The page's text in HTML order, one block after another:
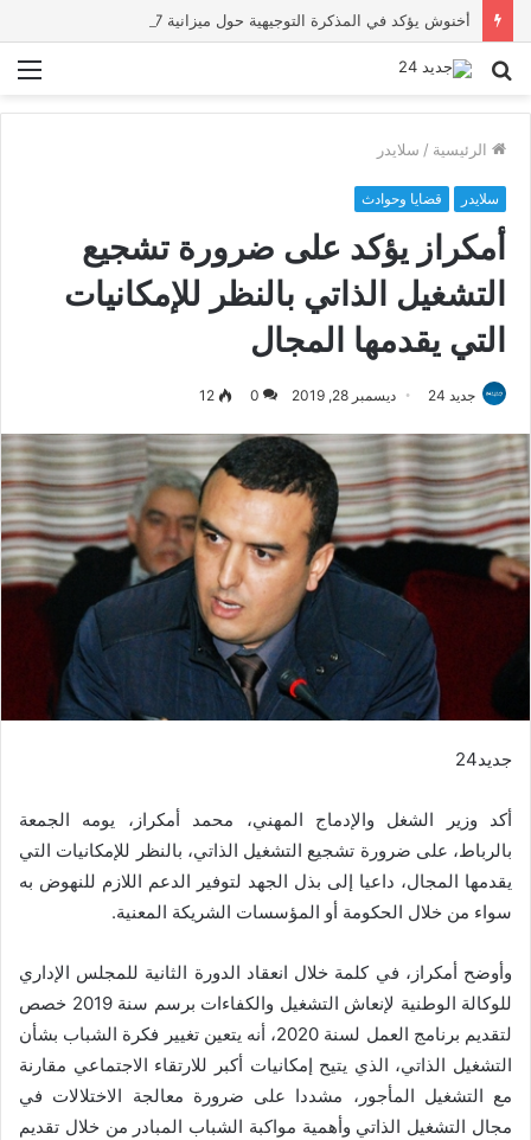
بحث
الرئيسية / سلايدر
سلايدر قضايا وحوادث
أمكراز يؤكد على ضرورة تشجيع
التشغيل الذاتي بالنظر للإمكانيات
التي يقدمها المجال
جديد 24 ديسمبر 28, 2019 0
12
جديد24
أكد وزير الشغل والإدماج المهني، محمد أمكراز، يومه الجمعة
بالرباط، على ضرورة تشجيع التشغيل الذاتي، بالنظر للإمكانيات التي
يقدمها المجال، داعيا إلى بذل الجهد لتوفير الدعم اللازم للنهوض به
سواء من خلال الحكومة أو المؤسسات الشريكة المعنية.
وأوضح أمكراز، في كلمة خلال انعقاد الدورة الثانية للمجلس الإداري
للوكالة الوطنية لإنعاش التشغيل والكفاءات برسم سنة 2019 خصص
لتقديم برنامج العمل لسنة 2020، أنه يتعين تغيير فكرة الشباب بشأن
التشغيل الذاتي، الذي يتيح إمكانيات أكبر للارتقاء الاجتماعي مقارنة
مع التشغيل المأجور، مشددا على ضرورة معالجة الاختلالات في
مجال التشغيل الذاتي وأهمية مواكبة الشباب المبادر من خلال تقديم